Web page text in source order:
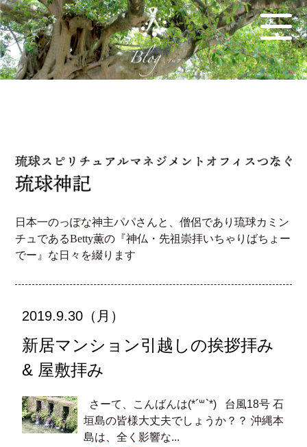
日本一のっぽな神主パパさんと、僧侶であり琉球カミン
チュであるBetty薫の『神仏・先祖崇拝いちゃりばちょー
でー』な日々を綴ります
2019.9.30（月）
新居マンション引越しの挨拶拝み
& 屋敷拝み
さーて、こんばんは(*´꒳`*) 台風18号 石
垣島の皆様大丈夫でしょうか？？ 沖縄本
島は、全く影響な...